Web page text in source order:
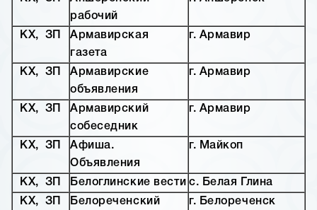
рабочий
КХ, ЗП
Армавирская
газета
г. Армавир
КХ, ЗП
Армавирские
объявления
г. Армавир
КХ, ЗП
Армавирский
собеседник
г. Армавир
КХ, ЗП
Афиша.
Объявления
г. Майкоп
КХ, ЗП Белоглинские вести с. Белая Глина
КХ, ЗП
Белореченский
г. Белореченск